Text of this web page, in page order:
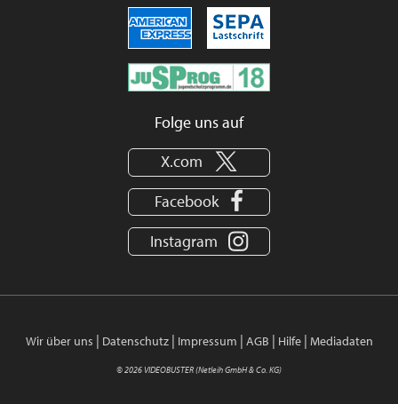
Folge uns auf
X.com
Facebook
Instagram
Wir über uns | Datenschutz| Impressum | AGB | Hilfe| Mediadaten
© 2026 VIDEOBUSTER (Netleih GmbH & Co. KG)